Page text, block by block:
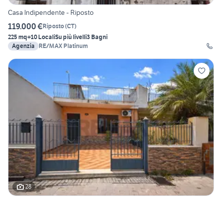
Casa Indipendente - Riposto
119.000 €Riposto(CT)
225 mq+10 LocaliSu più livelli3 Bagni
Agenzia
RE/MAX Platinum
28